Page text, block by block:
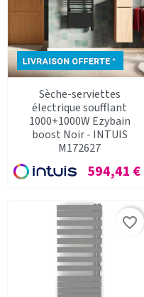
Sèche-serviettes
électrique soufflant
1000+1000W Ezybain
boost Noir - INTUIS
M172627
Prix
594,41 €
favorite_border